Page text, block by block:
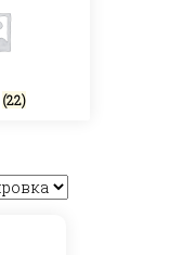
(22)